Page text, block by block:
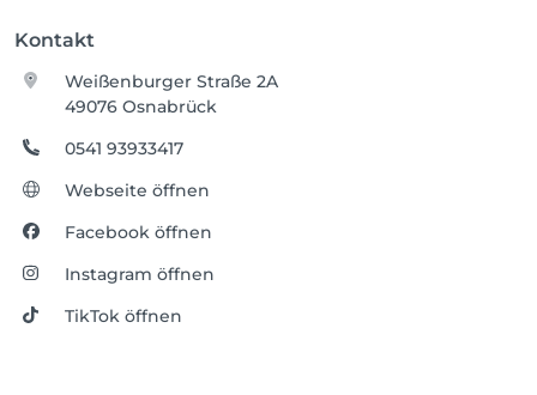
Kontakt
Weißenburger Straße 2A
49076 Osnabrück
0541 93933417
Webseite öffnen
Facebook öffnen
Instagram öffnen
TikTok öffnen